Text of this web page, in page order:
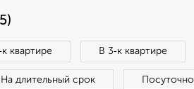
квартире В 3‑к квартире
На длительный срок Посуточно